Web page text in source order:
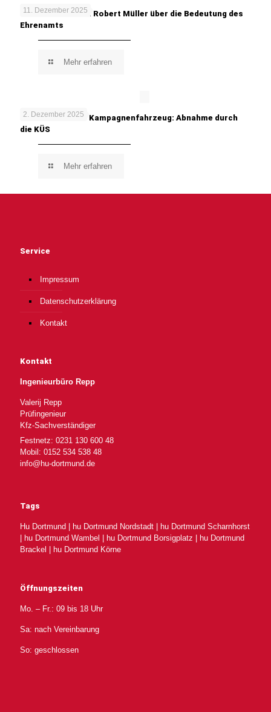
11. Dezember 2025
In meinen Worten: Robert Müller über die Bedeutung des
Ehrenamts
Mehr erfahren
2. Dezember 2025
TUNE IT! SAFE! – Kampagnenfahrzeug: Abnahme durch
die KÜS
Mehr erfahren
Service
Impressum
Datenschutzerklärung
Kontakt
Kontakt
Ingenieurbüro Repp
Valerij Repp
Prüfingenieur
Kfz-Sachverständiger
Festnetz: 0231 130 600 48
Mobil: 0152 534 538 48
info@hu-dortmund.de
Tags
Hu Dortmund | hu Dortmund Nordstadt | hu Dortmund Scharnhorst
| hu Dortmund Wambel | hu Dortmund Borsigplatz | hu Dortmund
Brackel | hu Dortmund Körne
Öffnungszeiten
Mo. – Fr.: 09 bis 18 Uhr
Sa: nach Vereinbarung
So: geschlossen